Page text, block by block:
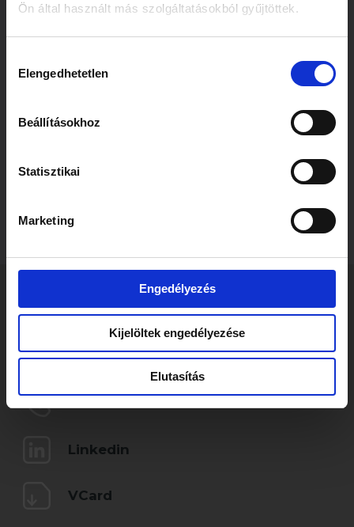
Ön által használt más szolgáltatásokból gyűjtöttek.
kiválasztása
Elengedhetetlen
Beállításokhoz
Statisztikai
Marketing
Engedélyezés
Kijelöltek engedélyezése
Elutasítás
TAUSZ PATRICK
Szenior Partner
patrick.tausz@szecskay.com
Linkedin
VCard